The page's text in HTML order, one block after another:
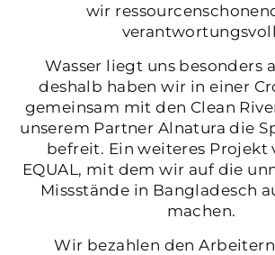
wir
Wasser liegt uns besonders
deshalb haben wir in einer
gemeinsam mit den Clean
unserem Partner Alnatura die
befreit. Ein weiteres Projekt
EQUAL, mit dem wir auf die
Missstände in Bangladesch
machen.
Wir bezahlen den